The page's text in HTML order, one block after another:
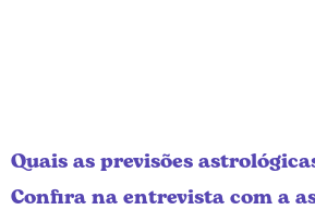
Quais as previsões
Confira na entrevista com a